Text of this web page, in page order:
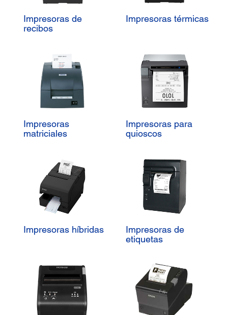
Impresoras de
recibos
Impresoras térmicas
Impresoras
matriciales
Impresoras para
quioscos
Impresoras híbridas
Impresoras de
etiquetas